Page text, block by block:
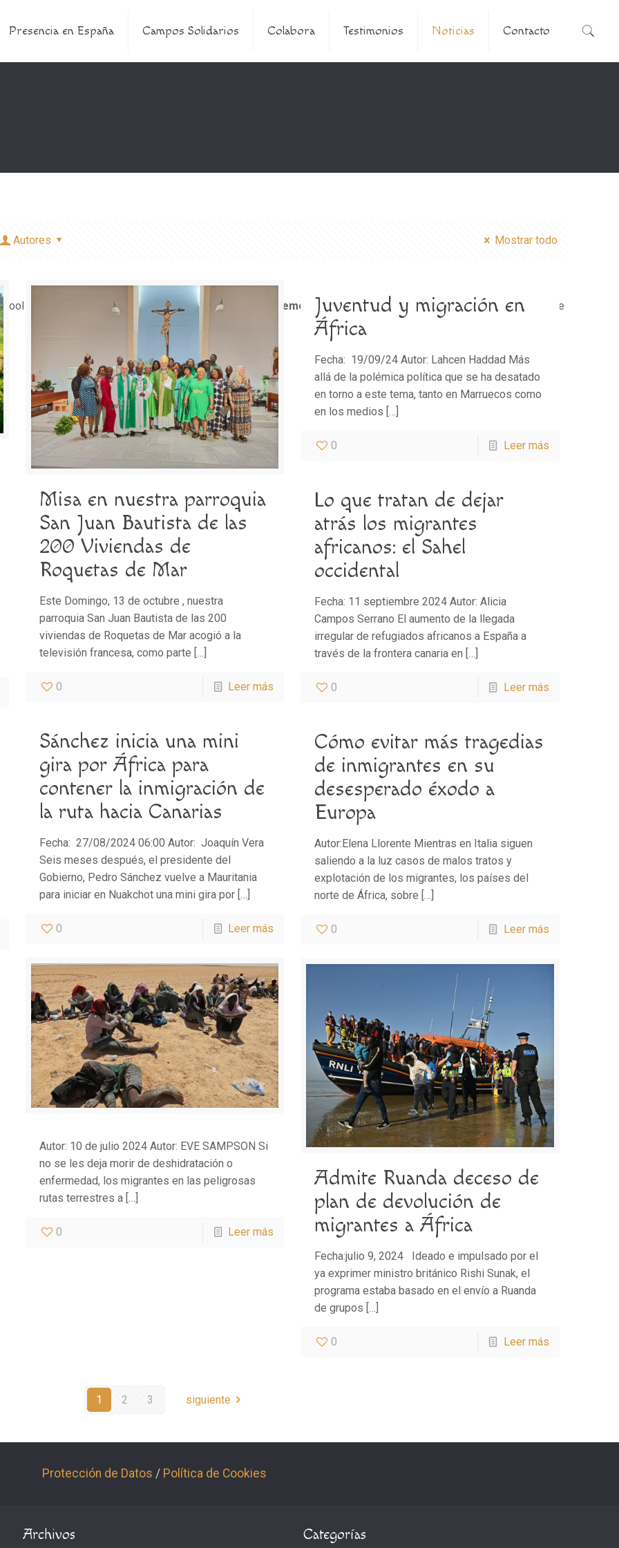
Presencia en España Campos Solidarios Colabora Testimonios Noticias Contacto
Autores Mostrar todo
in /home/misioner/public_html/padresblancos/themes/betheme/functions/theme-functions.php
on line
Misa en nuestra parroquia
San Juan Bautista de las
200 Viviendas de
Roquetas de Mar
Este Domingo, 13 de octubre , nuestra
parroquia San Juan Bautista de las 200
viviendas de Roquetas de Mar acogió a la
televisión francesa, como parte […]
0 Leer más
Juventud y migración en
África
Fecha: 19/09/24 Autor: Lahcen Haddad Más
allá de la polémica política que se ha desatado
en torno a este tema, tanto en Marruecos como
en los medios […]
0 Leer más
Lo que tratan de dejar
atrás los migrantes
africanos: el Sahel
occidental
Fecha: 11 septiembre 2024 Autor: Alicia
Campos Serrano El aumento de la llegada
irregular de refugiados africanos a España a
través de la frontera canaria en […]
0 Leer más
Sánchez inicia una mini
gira por África para
contener la inmigración de
la ruta hacia Canarias
Fecha: 27/08/2024 06:00 Autor: Joaquín Vera
Seis meses después, el presidente del
Gobierno, Pedro Sánchez vuelve a Mauritania
para iniciar en Nuakchot una mini gira por[…]
0 Leer más
Cómo evitar más tragedias
de inmigrantes en su
desesperado éxodo a
Europa
Autor:Elena Llorente Mientras en Italia siguen
saliendo a la luz casos de malos tratos y
explotación de los migrantes, los países del
norte de África, sobre […]
0 Leer más
Autor: 10 de julio 2024 Autor: EVE SAMPSON Si
no se les deja morir de deshidratación o
enfermedad, los migrantes en las peligrosas
rutas terrestres a[…]
0 Leer más
Admite Ruanda deceso de
plan de devolución de
migrantes a África
Fecha:julio 9, 2024 Ideado e impulsado por el
ya exprimer ministro británico Rishi Sunak, el
programa estaba basado en el envío a Ruanda
de grupos […]
0 Leer más
1 2 3 siguiente
Protección de Datos / Política de Cookies
Archivos Categorías